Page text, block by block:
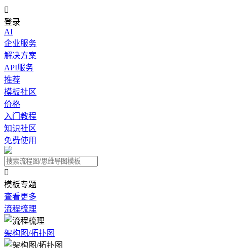

登录
AI
企业服务
解决方案
API服务
推荐
模板社区
价格
入门教程
知识社区
免费使用

模板专题
查看更多
流程梳理
架构图/拓扑图